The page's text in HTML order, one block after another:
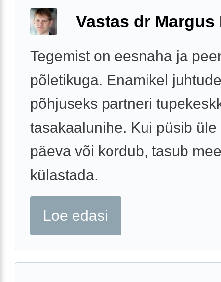
Vastas dr Margus
Tegemist on eesnaha ja
põletikuga. Enamikel
põhjuseks partneri
tasakaalunihe. Kui püsib üle
päeva või kordub, tasub
külastada.
Loe edasi